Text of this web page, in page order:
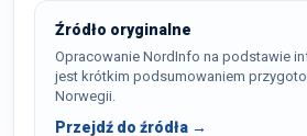
Źródło oryginalne
Opracowanie NordInfo na podstawie
jest krótkim podsumowaniem
Norwegii.
Przejdź do źródła →